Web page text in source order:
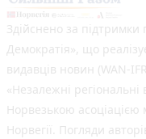
Здійснено за
Демократія», що
видавців новин (WAN-
«Незалежні
Норвезькою асоціацією
Норвегії. Погляди